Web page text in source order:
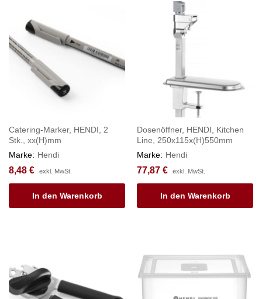
Catering-Marker, HENDI, 2
Stk., xx(H)mm
Marke: Hendi
8,48 € exkl. MwSt.
In den Warenkorb
Dosenöffner, HENDI, Kitchen
Line, 250x115x(H)550mm
Marke: Hendi
77,87 € exkl. MwSt.
In den Warenkorb